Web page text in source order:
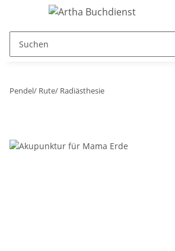
Pendel/ Rute/ Radiästhesie